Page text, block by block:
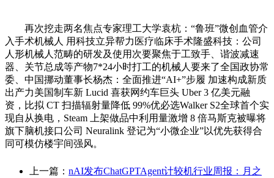
再次挖走两名焦点专家理工大学袁杭：“鲁班”微创血管介
入手术机械人 用科技立异帮力医疗临床手术隆盛科技：公司
人形机械人范畴的研发及使用次要聚焦于工致手、谐波减速
器、关节总成等产物7*24小时打工的机械人要来了全国政协常
委、中国挪动董事长杨杰：全面推进“AI+”步履 加速构成新质
出产力美国制车新 Lucid 喜获网约车巨头 Uber 3 亿美元融
资，比拟 CT 扫描辐射量降低 99%优必选Walker S2全球首个实
现自从换电，Steam 上架做品中利用量激增 8 倍马斯克被曝将
旗下脑机接口公司 Neuralink 登记为“小微企业”以优先获得合
同可模仿楼宇间强风。
上一篇： nAI发布ChatGPTAgent计较机行业周报：月之